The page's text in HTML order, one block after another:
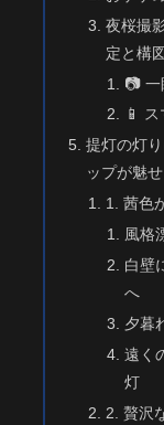
夜桜撮
定と構図
📷 一
📱
提灯の灯
ップが魅
1. 茜色
風格
白壁
へ
夕暮
遠く
灯
2. 贅沢